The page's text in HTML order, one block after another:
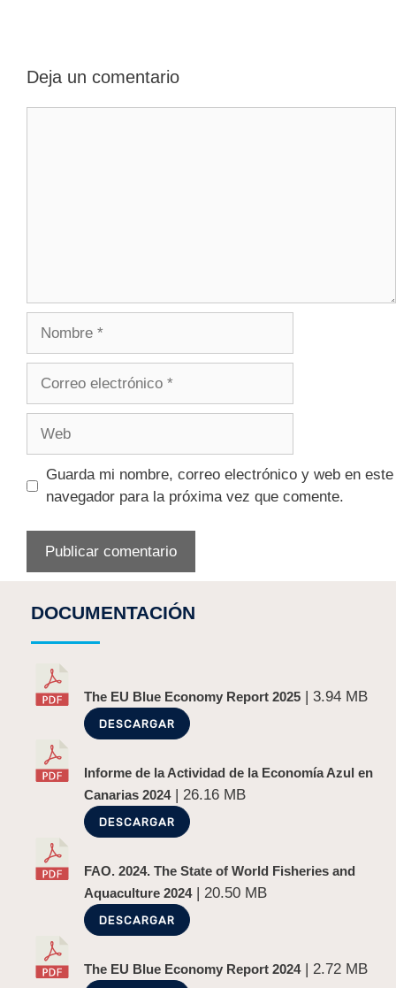
Deja un comentario
Guarda mi nombre, correo electrónico y web en este
navegador para la próxima vez que comente.
DOCUMENTACIÓN
The EU Blue Economy Report 2025 | 3.94 MB
DESCARGAR
Informe de la Actividad de la Economía Azul en
Canarias 2024| 26.16 MB
DESCARGAR
FAO. 2024. The State of World Fisheries and
Aquaculture 2024| 20.50 MB
DESCARGAR
The EU Blue Economy Report 2024| 2.72 MB